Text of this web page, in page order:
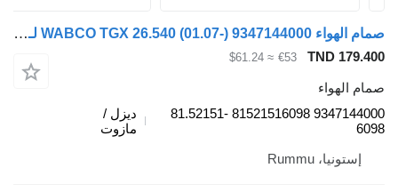
صمام الهواء WABCO TGX 26.540 (01.07-) 9347144000 لـ الشاحنات MAN TGL, TGM, TGS, TGX (2005-2021)
TND 179.400
€53
≈ $61.24
صمام الهواء
9347144000 81521516098 81.52151-
6098
ديزل /
مازوت
إستونيا، Rummu